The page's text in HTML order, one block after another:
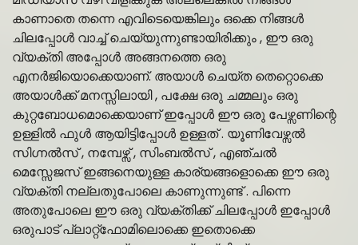
കാണാതെ തന്നെ എവിടെയെങ്കിലും ഒക്കെ നിങ്ങൾ
ചിലപ്പോൾ വാച്ച് ചെയ്യുന്നുണ്ടായിരിക്കും , ഈ ഒരു
വ്യക്തി അപ്പോൾ അങ്ങനത്തെ ഒരു
എനർജിയൊക്കെയാണ്. അയാൾ ചെയ്ത തെറ്റൊക്കെ
അയാൾക്ക് മനസ്സിലായി , പക്ഷേ ഒരു ചമ്മലും ഒരു
കുറ്റബോധമൊക്കെയാണ് ഇപ്പോൾ ഈ ഒരു പേഴ്സണിന്റെ
ഉള്ളിൽ ഫുൾ ആയിട്ടിപ്പോൾ ഉള്ളത് . യൂണിവേഴ്സൽ
സിഗ്നൽസ് , നമ്പേഴ്സ് , സിംബൽസ് , എഞ്ചൽ
മെസ്സേജസ് ഇങ്ങനെയുള്ള കാര്യങ്ങളൊക്കെ ഈ ഒരു
വ്യക്തി നല്ലതുപോലെ കാണുന്നുണ്ട് . പിന്നെ
അതുപോലെ ഈ ഒരു വ്യക്തിക്ക് ചിലപ്പോൾ ഇപ്പോൾ
ഒരുപാട് പ്ലാറ്റ്ഫോമിലൊക്കെ ഇതൊക്കെ